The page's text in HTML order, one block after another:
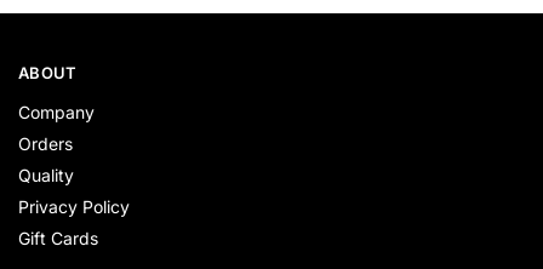
ABOUT
Company
Orders
Quality
Privacy Policy
Gift Cards